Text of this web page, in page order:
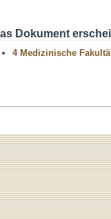
Dokument
4 Medizinische